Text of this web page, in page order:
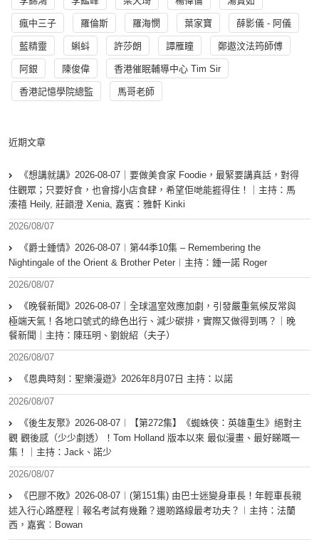
瘋中三子 羅倫斯 羅海憫 葉家寶 薛影儀 - 阿儀
藍精靈 蝌蚪 許莎朗 譚雁瞳 鄭遨汶法筠師傅
阿銀 陳俊偉 香港催眠輔導中心 Tim Sir
香港記憶學院總監 馬哥老師
近期文章
《想講就講》2026-08-07｜要做美食家 Foodie，最緊要講真話，對得
住觀眾；只要好食，也會撐小店食肆，希望佢哋能捱得住！｜主持：馬
溱禧 Heily, 莊韻澄 Xenia, 嘉賓：雅軒 Kinki
2026/08/07
《爵士鍾情》2026-08-07︱第44季10集 – Remembering the
Nightingale of the Orient & Brother Peter︱主持：鍾一諾 Roger
2026/08/07
《晚餐新聞》2026-08-07｜全球溫室效應加劇，引發嚴重氣候反常與
極端天氣！各地口號式的綠色出行、減少碳排，實際又做得到嗎？｜晚
餐新聞｜主持：陳珏明、劉銳紹（夫子）
2026/08/07
《恩典時刻：聖樂漫遊》2026年8月07日 主持：以諾
2026/08/07
《後生友聚》2026-08-07︱【第272集】《蜘蛛俠：英雄重生》絕對主
觀 觀後感（少少劇透）！Tom Holland 版本以來 最似漫畫、最好睇嘅一
集！｜主持：Jack、諾少
2026/08/07
《巴膠不敗》2026-08-07︱(第151集) 由巴士迷變身車長！年輕車長親
述入行心路歷程｜報名考試有幾難？邊啲路線最考功夫？︱主持：法蘭
西，嘉賓︰Bowan